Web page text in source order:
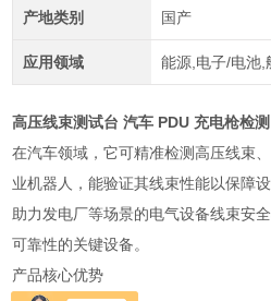
产地类别 国产
应用领域 能源,电子/电池,
高压线束测试台 汽车 PDU 充电枪检测
在汽车领域，它可精准检测高压线束
业机器人，能验证其线束性能以保障
助力发电厂等场景的电气设备线束安
可靠性的关键设备。
产品核心优势